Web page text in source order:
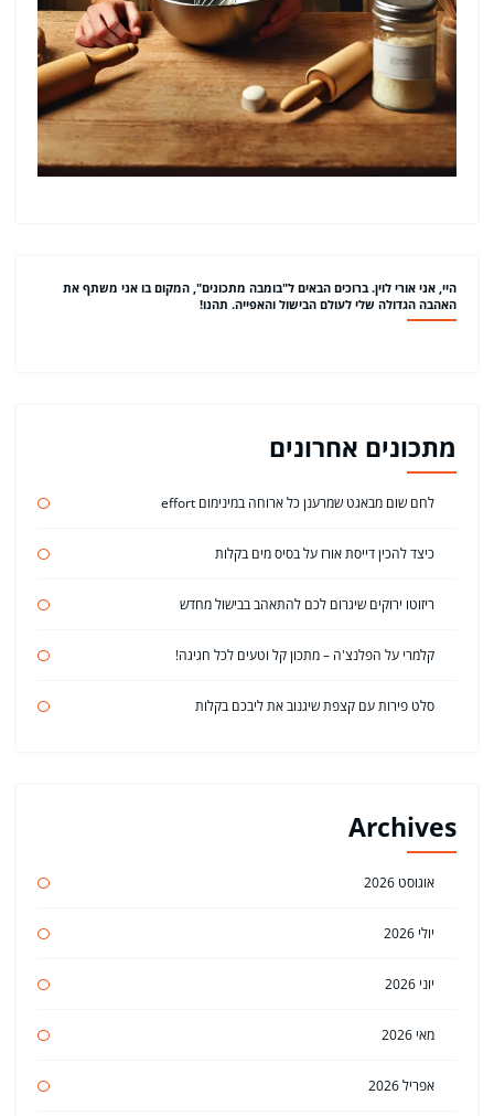
היי, אני אורי לוין. ברוכים הבאים ל"בומבה מתכונים", המקום בו אני משתף את
האהבה הגדולה שלי לעולם הבישול והאפייה. תהנו!
מתכונים אחרונים
לחם שום מבאגט שמרענן כל ארוחה במינימום effort
כיצד להכין דייסת אורז על בסיס מים בקלות
ריזוטו ירוקים שיגרום לכם להתאהב בבישול מחדש
קלמרי על הפלנצ'ה – מתכון קל וטעים לכל חגיגה!
סלט פירות עם קצפת שיגנוב את ליבכם בקלות
Archives
אוגוסט 2026
יולי 2026
יוני 2026
מאי 2026
אפריל 2026